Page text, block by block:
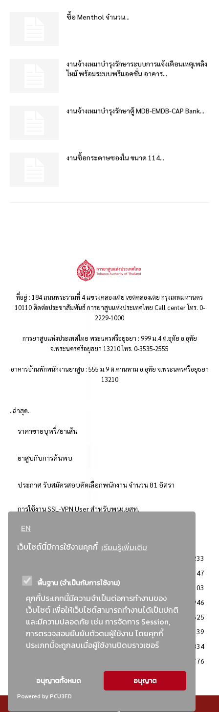
EN
เว็บไซต์นี้มีการใช้งานคุกกี้ เรียนรู้เพิ่มเติม
พื้นฐาน (จำเป็นกับการใช้งาน)
คุกกี้ประเภทนี้มีความจำเป็นต่อการทำงานของ
เว็บไซต์ เพื่อให้เว็บไซต์สามารถทำงานได้เป็นปกติ
และมีความปลอดภัย เช่น การจัดการ Session,
การตรวจสอบยืนยันตัวตนผู้ใช้งาน โดยคุกกี้
ประเภทนี้จะถูกลบเมื่อผู้ใช้งานปิดบราวเซอร์
อนุญาตทั้งหมด อนุญาต
Powered by PCU3ED
ซื้อ Menthol จำนวน...
งานจ้างเหมาบำรุงรักษาระบบการแจ้งเตือนเหตุเพลิง
ไหม้ พร้อมระบบพรีแอคชั่น อาคาร...
งานจ้างเหมาบำรุงรักษาตู้ MDB-EMDB-CAP Bank...
งานซื้อกระดาษซองใน ขนาด 114...
ที่อยู่ : 184 ถนนพระรามที่ 4 แขวงคลองเตย เขตคลองเตย กรุงเทพมหานคร
10110 ติดต่อประชาสัมพันธ์ การยาสูบแห่งประเทศไทย Call center โทร. 0-
2229-1000
การยาสูบแห่งประเทศไทย พระนครศรีอยุธยา : 999 ม.4 ต.อุทัย อ.อุทัย
จ.พระนครศรีอยุธยา 13210 โทร. 0-3535-2555
อาคารบ้านพักพนักงานยาสูบ : 555 ม.9 ต.คานหาม อ.อุทัย จ.พระนครศรีอยุธยา
13210
..ล่าสุด..
ราคาขายบุหรี่/ยาเส้น
ยาสูบกับการค้นพบ
ประกาศ รับสมัครสอบคัดเลือกพนักงาน จำนวน 81 อัตรา
การใช้งาน SSL-VPN User สำหรับพนง.ยสท.
..ยอดนิยม..
3233
2347
: วิธีเฉพาะเจาะจง
2103
ข่าวสาร/ประกาศ
1946
: เอกสารส่งเสริมความโปร่งใสในการจัดซื้อจัดจ้าง
1625
ข่าวสารจัดซื้อจัดจ้าง
1139
: แผนการจัดซื้อจัดจ้าง
834
776